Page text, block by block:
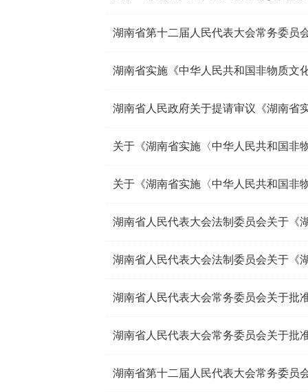
湖南省第十二届人民代表大会常务委员
湖南省实施《中华人民共和国非物质文
关于《湖南省实施〈中华人民共和国非
湖南省第十二届人民代表大会常务委员